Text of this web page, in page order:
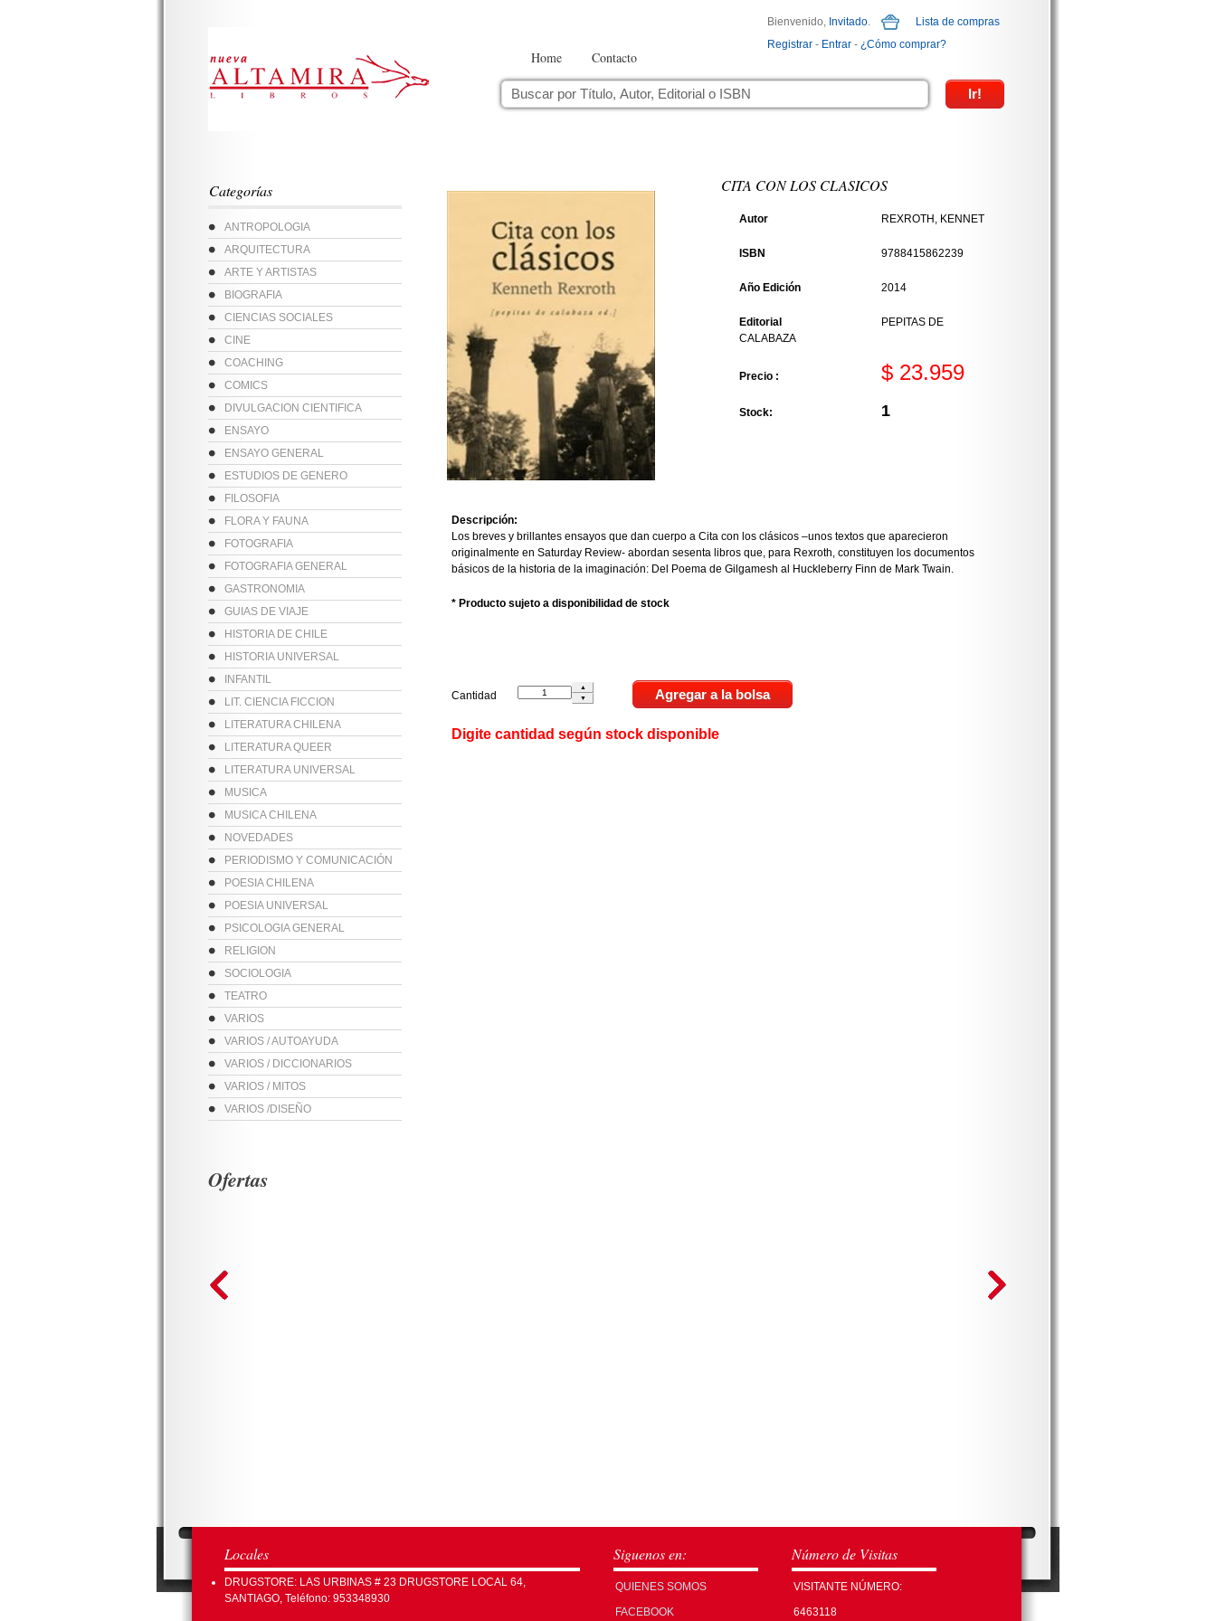
Home Contacto
Bienvenido, Invitado.
Lista de compras
Registrar - Entrar - ¿Cómo comprar?
Categorías
ANTROPOLOGIA
ARQUITECTURA
ARTE Y ARTISTAS
BIOGRAFIA
CIENCIAS SOCIALES
CINE
COACHING
COMICS
DIVULGACION CIENTIFICA
ENSAYO
ENSAYO GENERAL
ESTUDIOS DE GENERO
FILOSOFIA
FLORA Y FAUNA
FOTOGRAFIA
FOTOGRAFIA GENERAL
GASTRONOMIA
GUIAS DE VIAJE
HISTORIA DE CHILE
HISTORIA UNIVERSAL
INFANTIL
LIT. CIENCIA FICCION
LITERATURA CHILENA
LITERATURA QUEER
LITERATURA UNIVERSAL
MUSICA
MUSICA CHILENA
NOVEDADES
PERIODISMO Y COMUNICACIÓN
POESIA CHILENA
POESIA UNIVERSAL
PSICOLOGIA GENERAL
RELIGION
SOCIOLOGIA
TEATRO
VARIOS
VARIOS / AUTOAYUDA
VARIOS / DICCIONARIOS
VARIOS / MITOS
VARIOS /DISEÑO
CITA CON LOS CLASICOS
Autor REXROTH, KENNET
ISBN 9788415862239
Año Edición 2014
Editorial
PEPITAS DE
CALABAZA
Precio : $ 23.959
Stock: 1
Descripción:
Los breves y brillantes ensayos que dan cuerpo a Cita con los clásicos –unos textos que aparecieron
originalmente en Saturday Review- abordan sesenta libros que, para Rexroth, constituyen los documentos
básicos de la historia de la imaginación: Del Poema de Gilgamesh al Huckleberry Finn de Mark Twain.
* Producto sujeto a disponibilidad de stock
Cantidad
Digite cantidad según stock disponible
Ofertas
Locales
DRUGSTORE: LAS URBINAS # 23 DRUGSTORE LOCAL 64,
SANTIAGO, Teléfono: 953348930
Siguenos en:
QUIENES SOMOS
FACEBOOK
Número de Visitas
VISITANTE NÚMERO:
6463118